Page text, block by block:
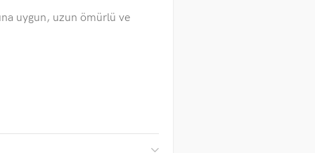
uygun, uzun ömürlü ve